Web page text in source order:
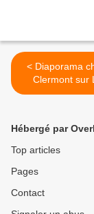
< Diaporama château de
Clermont sur
Hébergé par
Top articles
Pages
Contact